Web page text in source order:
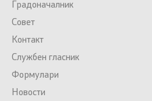
Градоначалник
Совет
Контакт
Службен гласник
Формулари
Новости